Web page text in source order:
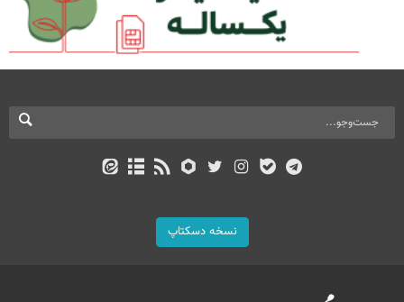
نسخه دسکتاپ